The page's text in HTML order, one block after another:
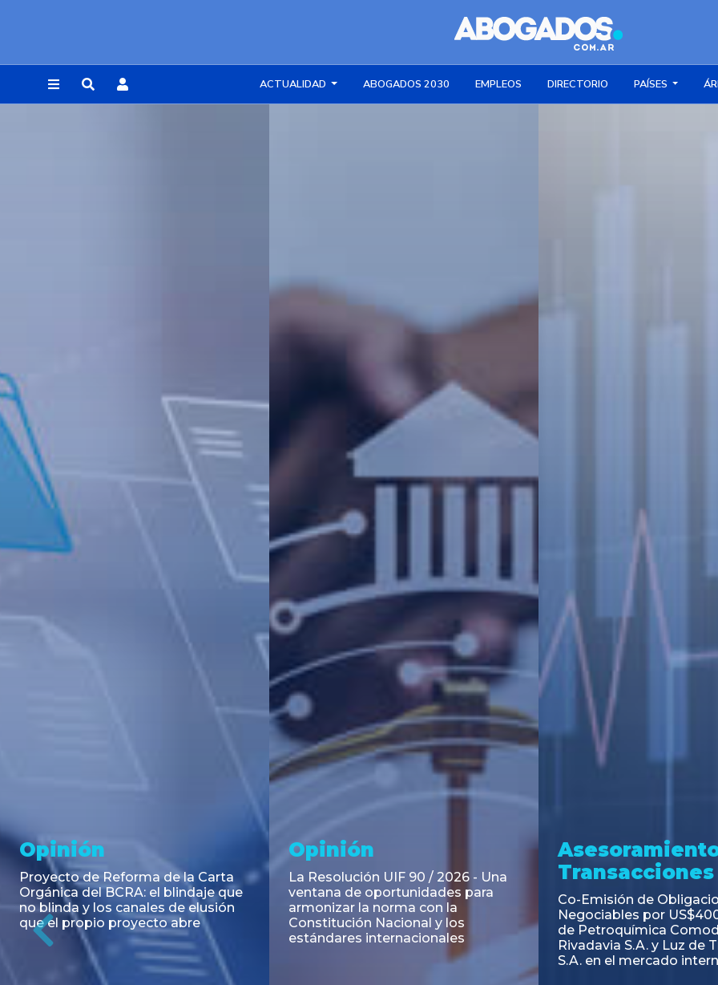
ACTUALIDAD ABOGADOS 2030 EMPLEOS DIRECTORIO PAÍSES
Noticia
RESOLUCIÓN 271/2026 de la
SECRETARIA DE COORDINACIÓN
DE PRODUCCIÓN: Actualización y
unificación de las advertencias
obligatorias en la publicidad de
juegos y apuestas en...
Asesoramiento y
Transacciones
Emisión de Obligaciones
Negociables Clase E de Central
Puerto S.A. por un Valor Nominal
de U$S 98.897.303
Transacciones
PAGBAM asesoró a
autorización para la
de los Certificados de
del Fideicomiso
Inmobiliario "Espacio
Previous